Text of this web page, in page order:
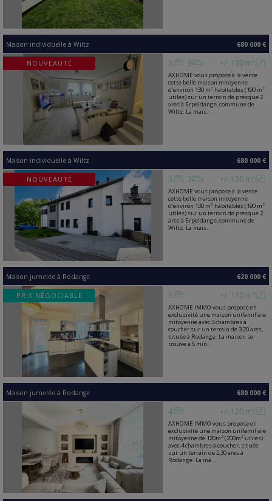
Maison individuelle à Wiltz 680 000 €
NOUVEAUTÉ +/- 130 m²
3 3
AXHOME vous propose à la vente
cette belle maison mitoyenne
d'environ 130 m² habitables (190 m²
utiles) sur un terrain de presque 2
ares à Erpeldange, commune de
Wiltz. La mais...
Maison individuelle à Wiltz 680 000 €
NOUVEAUTÉ +/- 130 m²
3 3
AXHOME vous propose à la vente
cette belle maison mitoyenne
d'environ 130 m² habitables (190 m²
utiles) sur un terrain de presque 2
ares à Erpeldange, commune de
Wiltz. La mais...
Maison jumelée à Rodange 620 000 €
PRIX NÉGOCIABLE +/- 130 m²
3
AXHOME IMMO vous propose en
exclusivité une maison unifamiliale
mitoyenne avec 3 chambres à
coucher sur un terrain de 3,20 ares,
située à Rodange. La maison se
trouve à 5 min...
Maison jumelée à Rodange 680 000 €
+/- 120 m²
4
AXHOME IMMO vous propose en
exclusivité une maison unifamiliale
mitoyenne de 120m² (200m² utiles)
avec 4 chambres à coucher, située
sur un terrain de 2,30 ares à
Rodange. La ma...